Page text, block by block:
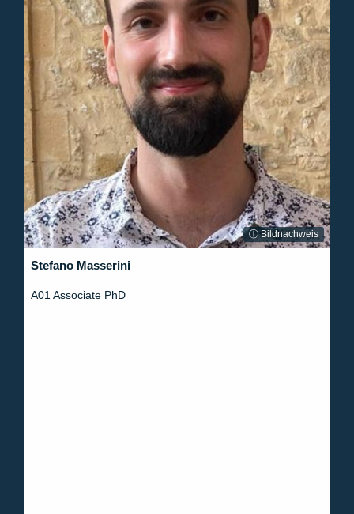
ⓘ Bildnachweis
Stefano Masserini
A01 Associate PhD